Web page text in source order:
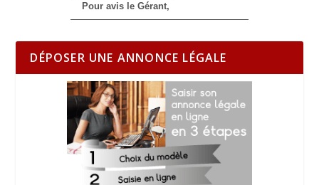
Pour avis le Gérant,
DÉPOSER UNE ANNONCE LÉGALE